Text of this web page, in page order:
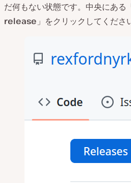
だ何もない状態です。中央にある
release 」をクリックしてくださ